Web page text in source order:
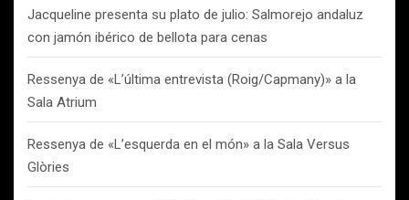
Jacqueline presenta su plato de julio: Salmorejo andaluz
con jamón ibérico de bellota para cenas
Ressenya de «L’última entrevista (Roig/Capmany)» a la
Sala Atrium
Ressenya de «L’esquerda en el món» a la Sala Versus
Glòries